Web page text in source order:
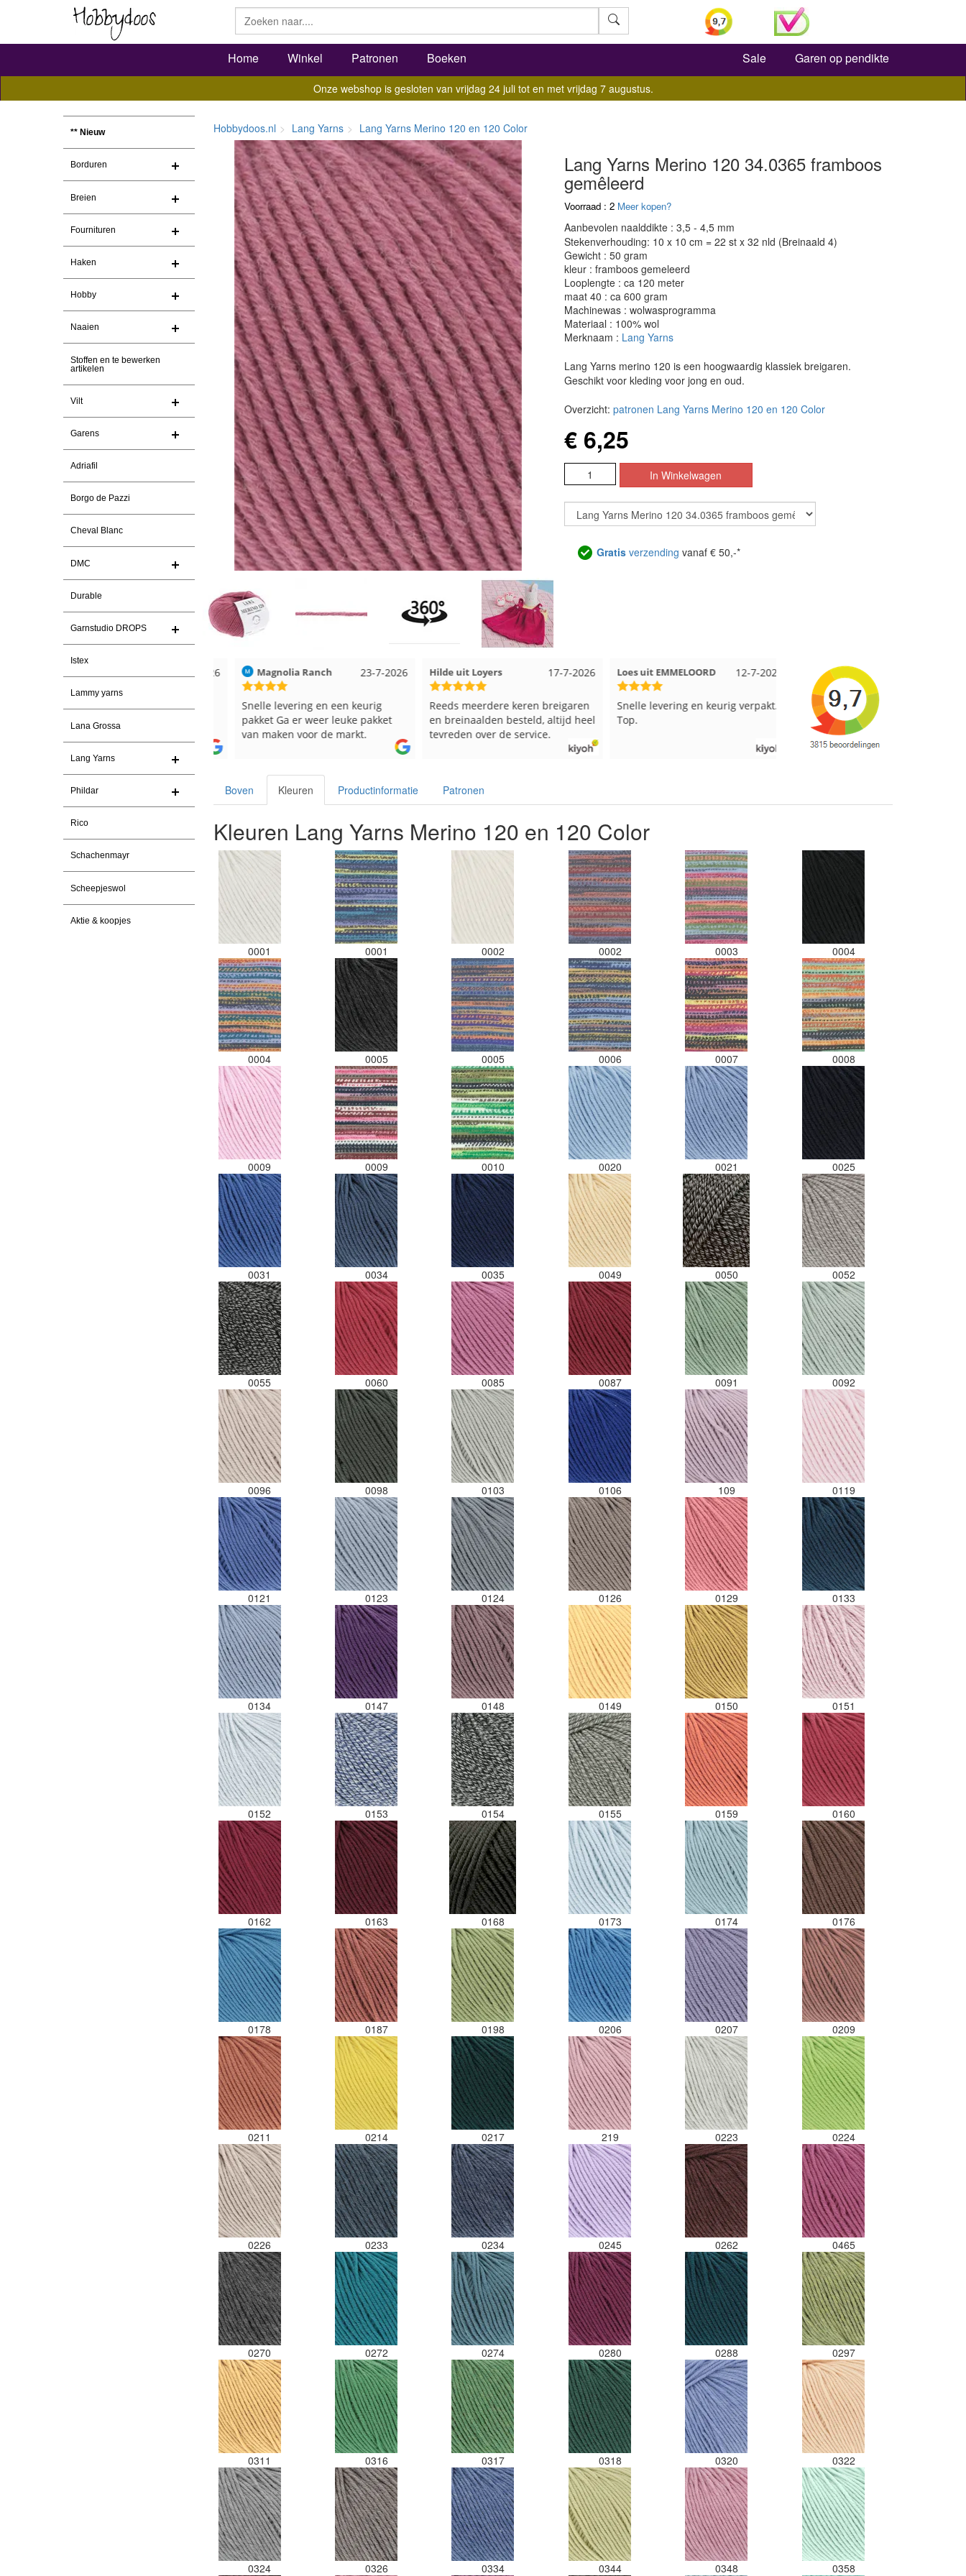
Zoeken
Home Winkel Patronen Boeken Sale Garen op pendikte
Onze webshop is gesloten van vrijdag 24 juli tot en met vrijdag 7 augustus.
** Nieuw
Borduren
Breien
Fournituren
Haken
Hobby
Naaien
Stoffen en te bewerken
artikelen
Vilt
Garens
Adriafil
Borgo de Pazzi
Cheval Blanc
DMC
Durable
Garnstudio DROPS
Istex
Lammy yarns
Lana Grossa
Lang Yarns
Phildar
Rico
Schachenmayr
Scheepjeswol
Aktie & koopjes
Hobbydoos.nl Lang Yarns Lang Yarns Merino 120 en 120 Color
Lang Yarns Merino 120 34.0365 framboos
gemêleerd
Voorraad : 2 Meer kopen?
Aanbevolen naalddikte : 3,5 - 4,5 mm
Stekenverhouding: 10 x 10 cm = 22 st x 32 nld (Breinaald 4)
Gewicht : 50 gram
kleur : framboos gemeleerd
Looplengte : ca 120 meter
maat 40 : ca 600 gram
Machinewas : wolwasprogramma
Materiaal : 100% wol
Merknaam : Lang Yarns
Lang Yarns merino 120 is een hoogwaardig klassiek breigaren.
Geschikt voor kleding voor jong en oud.
Overzicht: patronen Lang Yarns Merino 120 en 120 Color
€ 6,25
Gratisverzending vanaf € 50,-*
Snelle levering. En prima garen
23-7-2026
Magnolia Ranch
Snelle levering en een keurig
pakket Ga er weer leuke pakket
van maken voor de markt.
17-7-2026
Hilde uit Loyers
Reeds meerdere keren breigaren
en breinaalden besteld, altijd heel
tevreden over de service.
12-7-2026
Loes uit EMMELOORD
Snelle levering en keurig verpakt.
Top.
Nell uit Beuningen
Goed verpakt en snelgeleverd
Boven Kleuren Productinformatie Patronen
Kleuren Lang Yarns Merino 120 en 120 Color
0001 0001 0002 0002 0003 0004
0004 0005 0005 0006 0007 0008
0009 0009 0010 0020 0021 0025
0031 0034 0035 0049 0050 0052
0055 0060 0085 0087 0091 0092
0096 0098 0103 0106 109 0119
0121 0123 0124 0126 0129 0133
0134 0147 0148 0149 0150 0151
0152 0153 0154 0155 0159 0160
0162 0163 0168 0173 0174 0176
0178 0187 0198 0206 0207 0209
0211 0214 0217 219 0223 0224
0226 0233 0234 0245 0262 0465
0270 0272 0274 0280 0288 0297
0311 0316 0317 0318 0320 0322
0324 0326 0334 0344 0348 0358